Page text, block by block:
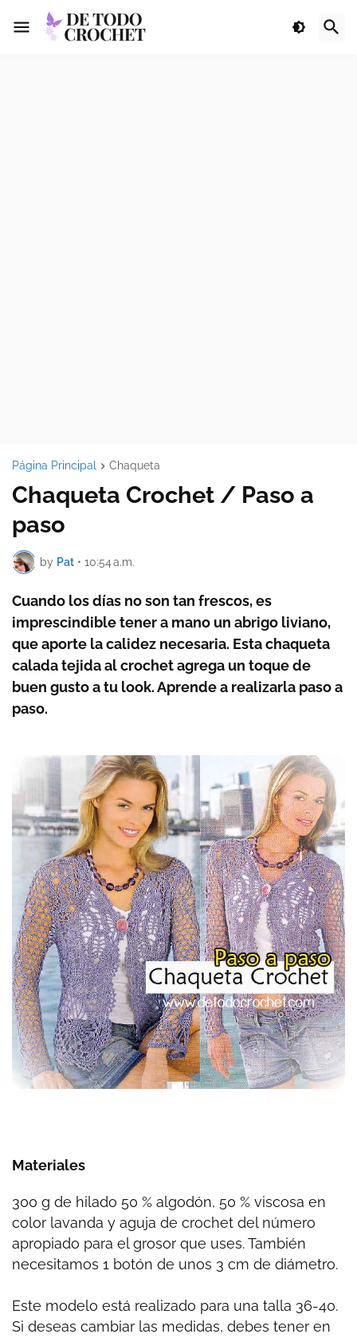
Página Principal Chaqueta
Chaqueta Crochet / Paso a
paso
by Pat • 10:54 a.m.
Cuando los días no son tan frescos, es
imprescindible tener a mano un abrigo liviano,
que aporte la calidez necesaria. Esta chaqueta
calada tejida al crochet agrega un toque de
buen gusto a tu look. Aprende a realizarla paso a
paso.
Materiales
300 g de hilado 50 % algodón, 50 % viscosa en
color lavanda y aguja de crochet del número
apropiado para el grosor que uses. También
necesitamos 1 botón de unos 3 cm de diámetro.
Este modelo está realizado para una talla 36-40.
Si deseas cambiar las medidas, debes tener en